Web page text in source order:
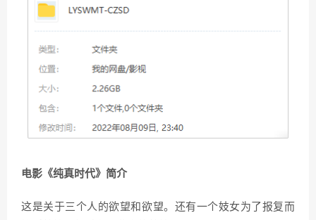
电影《纯真时代》简介
这是关于三个人的欲望和欲望。还有一个妓女为了报复而